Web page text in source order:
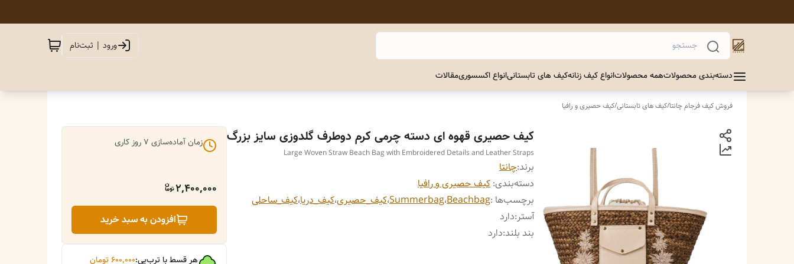
ورود | ثبت‌نام
دسته‌بندی محصولاتهمه محصولاتانواع کیف زنانهکیف های تابستانیانواع اکسسوریمقالات
فروش کیف فرجام چانتا/کیف های تابستانی/کیف حصیری و رافیا
کیف حصیری قهوه ای دسته چرمی کرم دوطرف گلدوزی سایز بزرگ
Large Woven Straw Beach Bag with Embroidered Details and Leather Straps
برند:چانتا
دسته‌بندی: کیف حصیری و رافیا
برچسب‌ها :Beachbag،Summerbag،کیف_حصیری،کیف_دریا،کیف_ساحلی
آستر:دارد
بند بلند:دارد
زمان آماده‌سازی 7 روز کاری
2,400,000
افزودن به سبد خرید
هر قسط با ترب‌پی:۶۰۰٬۰۰۰ تومان